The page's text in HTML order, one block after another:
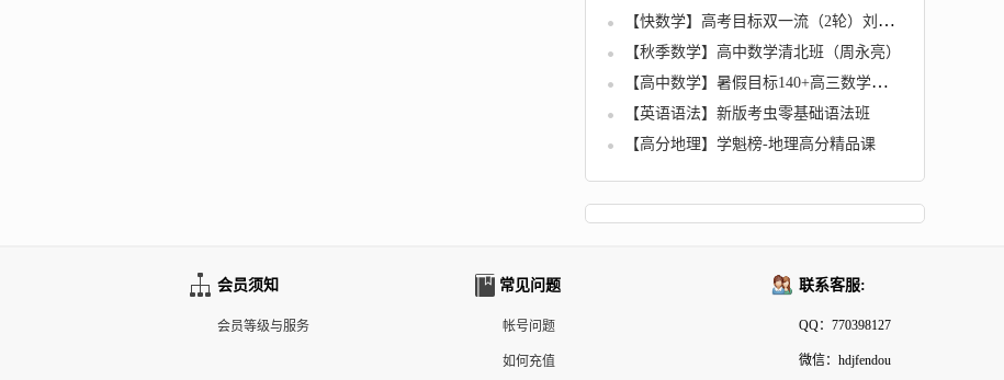
【快数学】高考目标双一流（2轮）刘鑫-数理
【秋季数学】高中数学清北班（周永亮）
【高中数学】暑假目标140+高三数学暑假一轮复习（上）王子悦直播班12讲
【英语语法】新版考虫零基础语法班
【高分地理】学魁榜-地理高分精品课
会员须知
会员等级与服务
常见问题
帐号问题
如何充值
联系客服:
QQ：770398127
微信：hdjfendou